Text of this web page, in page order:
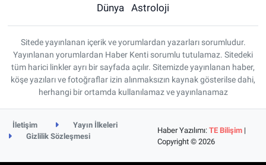
Dünya
Astroloji
Sitede yayınlanan içerik ve yorumlardan yazarları sorumludur.
Yayınlanan yorumlardan Haber Kenti sorumlu tutulamaz. Sitedeki
tüm harici linkler ayrı bir sayfada açılır. Sitemizde yayınlanan haber,
köşe yazıları ve fotoğraflar izin alınmaksızın kaynak gösterilse dahi,
herhangi bir ortamda kullanılamaz ve yayınlanamaz
İletişim
Yayın İlkeleri
Gizlilik Sözleşmesi
Haber Yazılımı:TE Bilişim |
Copyright © 2026